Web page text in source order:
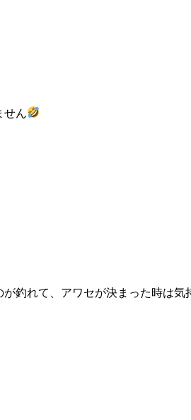
せん
釣れて、アワセが決まった時は気